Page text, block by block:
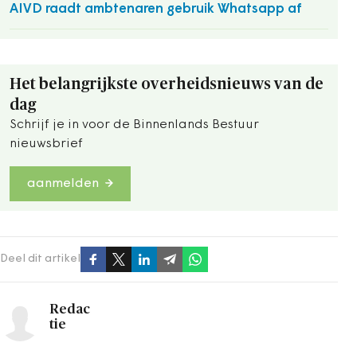
AIVD raadt ambtenaren gebruik Whatsapp af
Het belangrijkste overheidsnieuws van de
dag
Schrijf je in voor de Binnenlands Bestuur
nieuwsbrief
aanmelden
Deel dit artikel
Redac
tie